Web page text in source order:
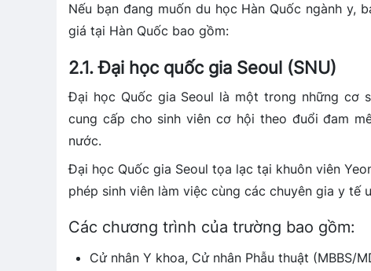
Nếu bạn đang muốn du học Hàn Quốc ngành
giá tại Hàn Quốc bao gồm:
2.1. Đại học quốc gia Seoul (SNU)
Đại học Quốc gia Seoul là một trong những cơ
cung cấp cho sinh viên cơ hội theo đuổi đam
nước.
Đại học Quốc gia Seoul tọa lạc tại khuôn viên
phép sinh viên làm việc cùng các chuyên gia y tế
Các chương trình của trường bao gồm:
Cử nhân Y khoa, Cử nhân Phẫu thuật (MBBS/